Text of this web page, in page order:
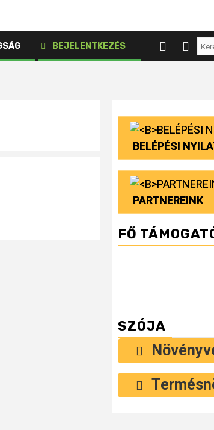
BEJELENTKEZÉS
BELÉPÉSI
PARTNEREINK
FŐ
SZÓJA